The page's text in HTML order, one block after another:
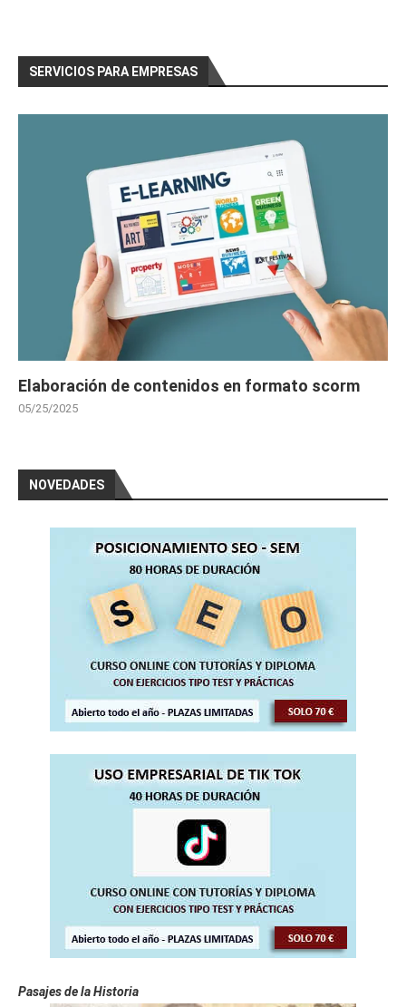
SERVICIOS PARA EMPRESAS
Elaboración de contenidos en formato scorm
05/25/2025
NOVEDADES
Pasajes de la Historia